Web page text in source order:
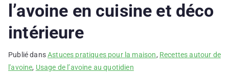
l’avoine en cuisine et déco
intérieure
Publié dansAstuces pratiques pour la maison, Recettes autour de
l'avoine, Usage de l’avoine au quotidien